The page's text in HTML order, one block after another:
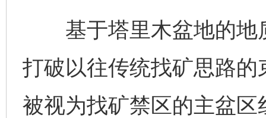
基于塔里木盆地的地
打破以往传统找矿思路
被视为找矿禁区的主盆区